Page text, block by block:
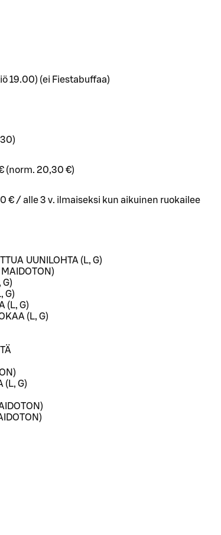
19.00) (ei Fiestabuffaa)
(norm. 20,30 €)
€ / alle 3 v. ilmaiseksi kun aikuinen ruokailee
UUNILOHTA (L, G)
G)
G)
(L, G)
(L, G)
(L, G)